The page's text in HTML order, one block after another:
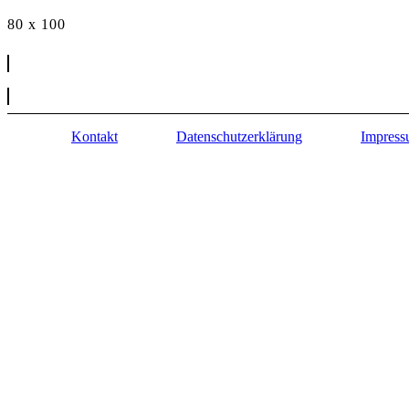
80 x 100
Kontakt Datenschutzerklärung